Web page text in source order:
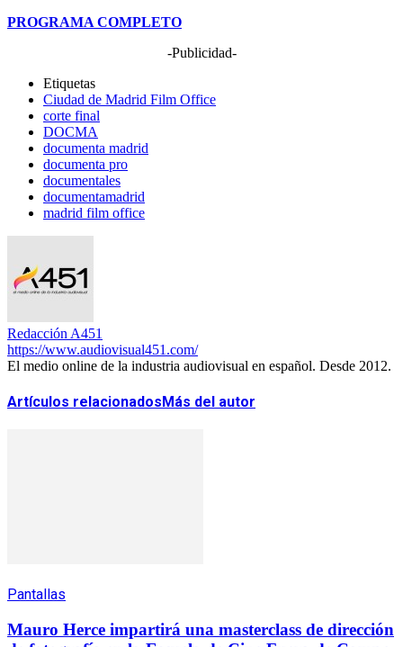
PROGRAMA COMPLETO
-Publicidad-
Etiquetas
Ciudad de Madrid Film Office
corte final
DOCMA
documenta madrid
documenta pro
documentales
documentamadrid
madrid film office
Redacción A451
https://www.audiovisual451.com/
El medio online de la industria audiovisual en español. Desde 2012.
Artículos relacionadosMás del autor
Pantallas
Mauro Herce impartirá una masterclass de dirección